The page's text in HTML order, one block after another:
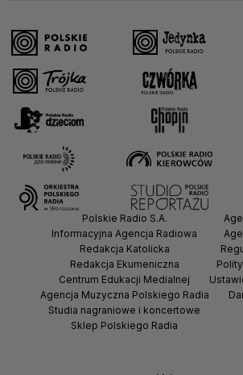
Polskie Radio S.A.
Informacyjna Agencja Radiowa
Redakcja Katolicka
Redakcja Ekumeniczna
Centrum Edukacji Medialnej
Agencja Muzyczna Polskiego Radia
Studia nagraniowe i koncertowe
Sklep Polskiego Radia